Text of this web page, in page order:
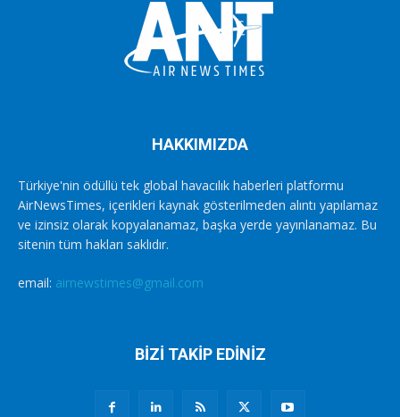
HAKKIMIZDA
Türkiye'nin ödüllü tek global havacılık haberleri platformu
AirNewsTimes, içerikleri kaynak gösterilmeden alıntı yapılamaz
ve izinsiz olarak kopyalanamaz, başka yerde yayınlanamaz. Bu
sitenin tüm hakları saklıdır.
email: airnewstimes@gmail.com
BİZİ TAKİP EDİNİZ